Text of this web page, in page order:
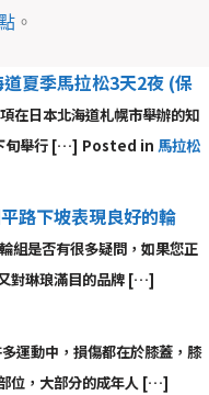
。
夏季馬拉松3天2夜 (保
在日本北海道札幌市舉辦的知
旬舉行 […] Posted in 馬拉松
路下坡表現良好的輪
組是否有很多疑問，如果您正
對琳琅滿目的品牌 […]
運動中，損傷都在於膝蓋，膝
位，大部分的成年人 […]